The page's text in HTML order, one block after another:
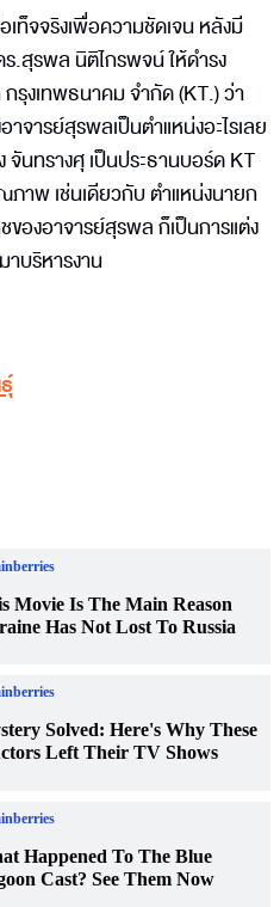
ท็จจริงเพื่อความชัดเจน หลังมี
ร.สุรพล นิติไกรพจน์ ให้ดำรง
รุงเทพธนาคม จำกัด (KT.) ว่า
าจารย์สุรพลเป็นตำแหน่งอะไรเลย
จันทรางศุ เป็นประธานบอร์ด KT
าพ เช่นเดียวกับ ตำแหน่งนายก
องอาจารย์สุรพล ก็เป็นการแต่ง
าบริหารงาน